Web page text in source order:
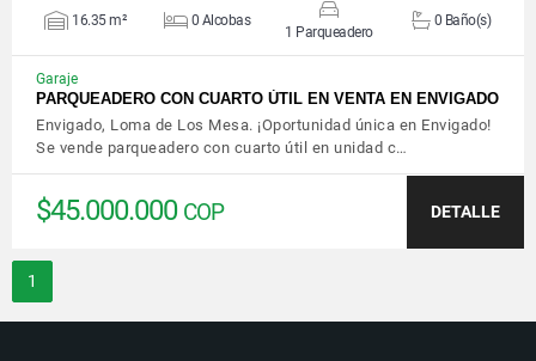
16.35 m² 0 Alcobas
1 Parqueadero
0 Baño(s)
Garaje
PARQUEADERO CON CUARTO ÚTIL EN VENTA EN ENVIGADO
Envigado, Loma de Los Mesa. ¡Oportunidad única en Envigado!
Se vende parqueadero con cuarto útil en unidad c…
$45.000.000 COP DETALLE
1